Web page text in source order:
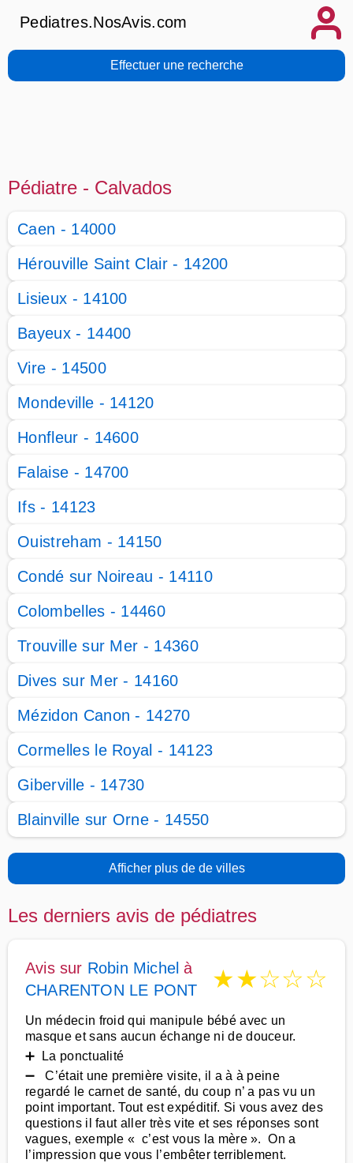
Pediatres.NosAvis.com
Effectuer une recherche
Pédiatre - Calvados
Caen - 14000
Hérouville Saint Clair - 14200
Lisieux - 14100
Bayeux - 14400
Vire - 14500
Mondeville - 14120
Honfleur - 14600
Falaise - 14700
Ifs - 14123
Ouistreham - 14150
Condé sur Noireau - 14110
Colombelles - 14460
Trouville sur Mer - 14360
Dives sur Mer - 14160
Mézidon Canon - 14270
Cormelles le Royal - 14123
Giberville - 14730
Blainville sur Orne - 14550
Afficher plus de de villes
Les derniers avis de pédiatres
Avis sur Robin Michel à
CHARENTON LE PONT
★★☆☆☆
Un médecin froid qui manipule bébé avec un
masque et sans aucun échange ni de douceur.
➕ La ponctualité
➖ C’était une première visite, il a à à peine
regardé le carnet de santé, du coup n’ a pas vu un
point important. Tout est expéditif. Si vous avez des
questions il faut aller très vite et ses réponses sont
vagues, exemple « c’est vous la mère ». On a
l’impression que vous l’embêter terriblement.